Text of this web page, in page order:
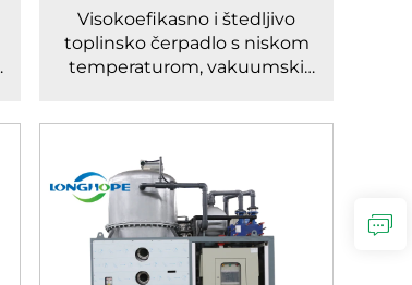
Visokoefikasno i štedljivo
toplinsko čerpadlo s niskom
temperaturom, vakuumski